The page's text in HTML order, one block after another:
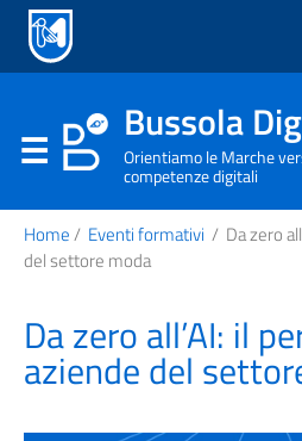
Bussola
Orientiamo le Marche
competenze digitali
Home/ Eventi formativi / Da zero
del settore moda
Da zero all’AI: il
aziende del